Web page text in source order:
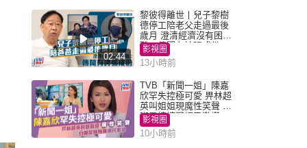
02:44
黎彼得離世丨兒子黎樹
德停工陪老父走過最後
歲月 澄清經濟沒有困
難：傳聞有誇張成份
影視圈
13小時前
TVB「新聞一姐」陳嘉
欣罕失控極可愛 畀林超
英叫姐姐現魔性笑聲 自
嘲是姨姨獲網民激讚
影視圈
10小時前